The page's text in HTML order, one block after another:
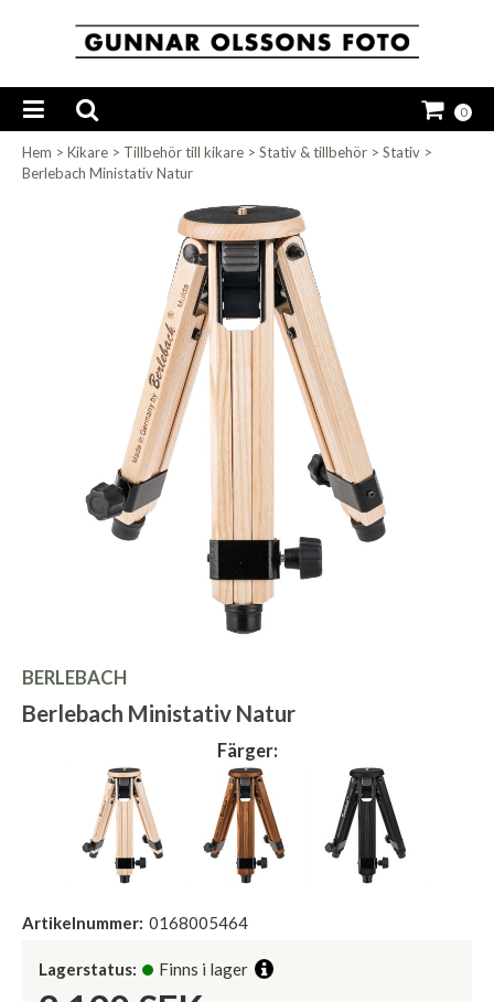
0
Hem > Kikare > Tillbehör till kikare > Stativ & tillbehör > Stativ >
Berlebach Ministativ Natur
BERLEBACH
Berlebach Ministativ Natur
Färger:
Artikelnummer: 0168005464
Lagerstatus: Finns i lager